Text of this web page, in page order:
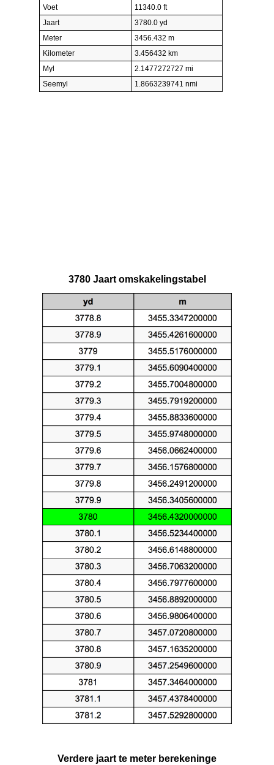
Voet
11340.0 ft
Jaart
3780.0 yd
Meter
3456.432 m
Kilometer
3.456432 km
Myl
2.1477272727 mi
Seemyl
1.8663239741 nmi
3780 Jaart omskakelingstabel
Verdere jaart te meter berekeninge